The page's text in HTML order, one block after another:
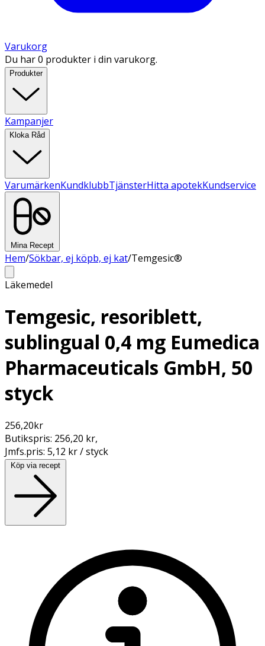
Varukorg
Du har 0 produkter i din varukorg.
Produkter
Kampanjer
Kloka Råd
VarumärkenKundklubbTjänsterHitta apotekKundservice
Mina Recept
Hem/Sökbar, ej köpb, ej kat/Temgesic®
Läkemedel
Temgesic, resoriblett,
sublingual 0,4 mg Eumedica
Pharmaceuticals GmbH, 50
styck
256,20kr
Butikspris: 256,20 kr,
Jmfs.pris: 5,12 kr / styck
Köp via recept